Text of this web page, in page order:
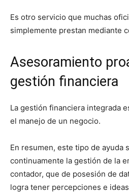
Es otro servicio que muchas
simplemente prestan mediante
Asesoramiento
gestión financiera
La gestión financiera integrada
el manejo de un negocio.
En resumen, este tipo de ayuda
continuamente la gestión de la
contador, que de posesión de
logra tener percepciones e